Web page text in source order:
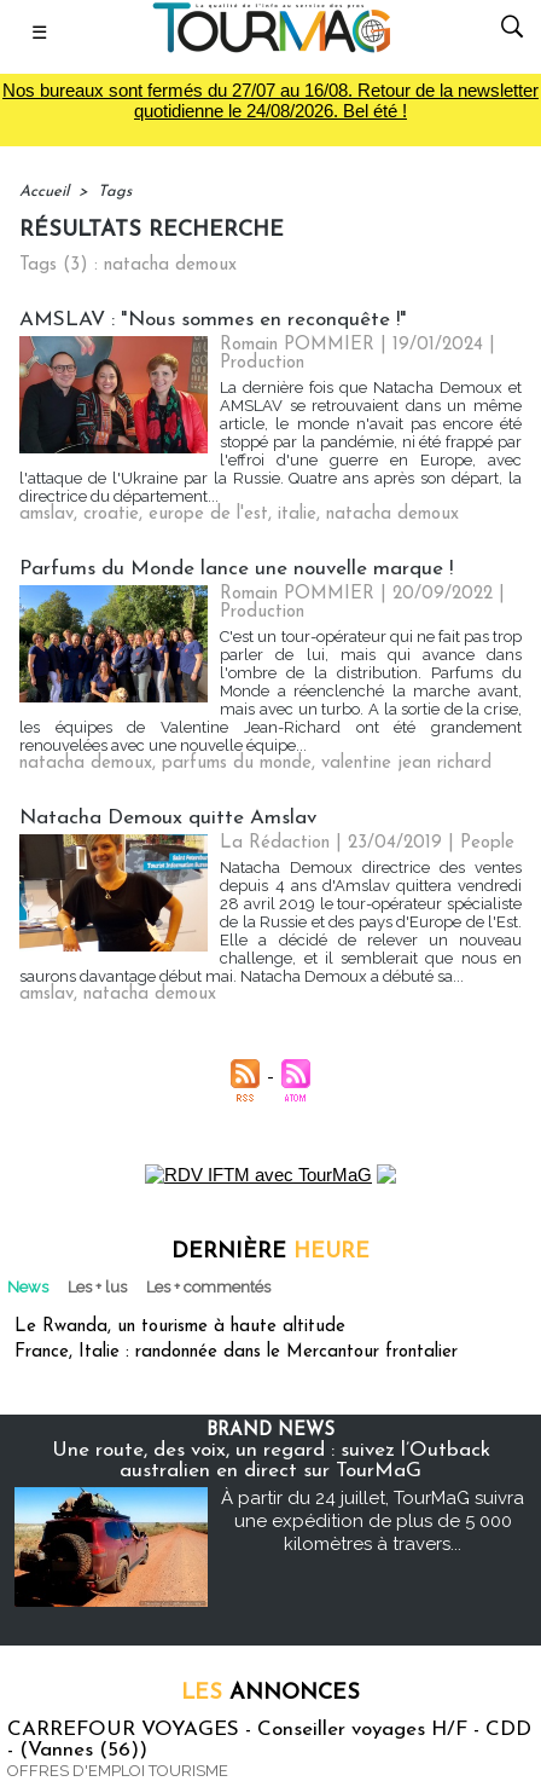
☰
Nos bureaux sont fermés du 27/07 au 16/08. Retour de la newsletter
quotidienne le 24/08/2026. Bel été !
Accueil > Tags
RÉSULTATS RECHERCHE
Tags (3) : natacha demoux
AMSLAV : "Nous sommes en reconquête !"
Romain POMMIER | 19/01/2024
Production
La dernière fois que Natacha Demoux et
AMSLAV se retrouvaient dans un même
article, le monde n'avait pas encore été
stoppé par la pandémie, ni été frappé par
l'effroi d'une guerre en Europe, avec
l'attaque de l'Ukraine par la Russie. Quatre ans après son départ, la
directrice du département...
amslav, croatie, europe de l'est, italie, natacha demoux
Parfums du Monde lance une nouvelle marque !
Romain POMMIER | 20/09/2022
Production
C'est un tour-opérateur qui ne fait pas trop
parler de lui, mais qui avance dans
l'ombre de la distribution. Parfums du
Monde a réenclenché la marche avant,
mais avec un turbo. A la sortie de la crise,
les équipes de Valentine Jean-Richard ont été grandement
renouvelées avec une nouvelle équipe...
natacha demoux, parfums du monde, valentine jean richard
Natacha Demoux quitte Amslav
La Rédaction | 23/04/2019
People
Natacha Demoux directrice des ventes
depuis 4 ans d'Amslav quittera vendredi
28 avril 2019 le tour-opérateur spécialiste
de la Russie et des pays d'Europe de l'Est.
Elle a décidé de relever un nouveau
challenge, et il semblerait que nous en
saurons davantage début mai. Natacha Demoux a débuté sa...
amslav, natacha demoux
DERNIÈRE HEURE
News Les + lus Les + commentés
Le Rwanda, un tourisme à haute altitude
France, Italie : randonnée dans le Mercantour frontalier
BRAND NEWS
Une route, des voix, un regard : suivez l’Outback
australien en direct sur TourMaG
À partir du 24 juillet, TourMaG suivra
une expédition de plus de 5 000
kilomètres à travers...
LES ANNONCES
CARREFOUR VOYAGES - Conseiller voyages H/F - CDD
- (Vannes (56))
OFFRES D'EMPLOI TOURISME